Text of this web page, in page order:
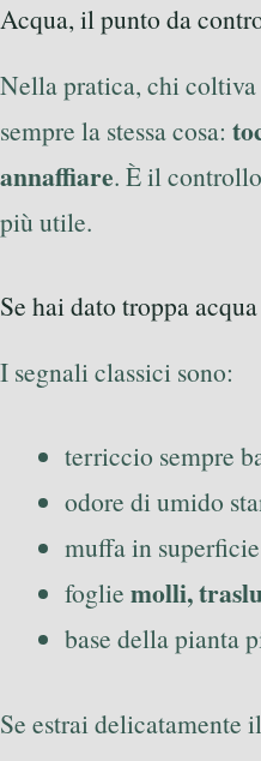
Acqua, il punto da
Nella pratica, chi
sempre la stessa cosa:
annaffiare. È il
più utile.
Se hai dato troppa acqua
I segnali classici sono:
terriccio sempre
odore di umido
muffa in superficie
foglie molli,
base della pianta
Se estrai delicatamente